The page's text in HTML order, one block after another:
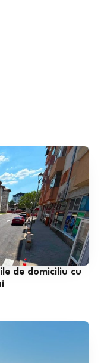
de domiciliu cu